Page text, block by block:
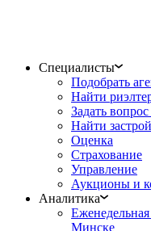
Специалисты
Подобрать
Найти
Задать
Найти
Оценка
Страхование
Управление
Аукционы и
Аналитика
Минске